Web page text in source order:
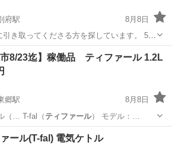
府駅
8月8日
き取ってくださる方を探しています。 5年
生活家電
市8/23迄】稼働品 ティファール 1.2L
郷駅
8月8日
の電気ケトル（… T-fal（ ティファール ） モデル：…
キッチン家電
ール(T-fal) 電気ケトル